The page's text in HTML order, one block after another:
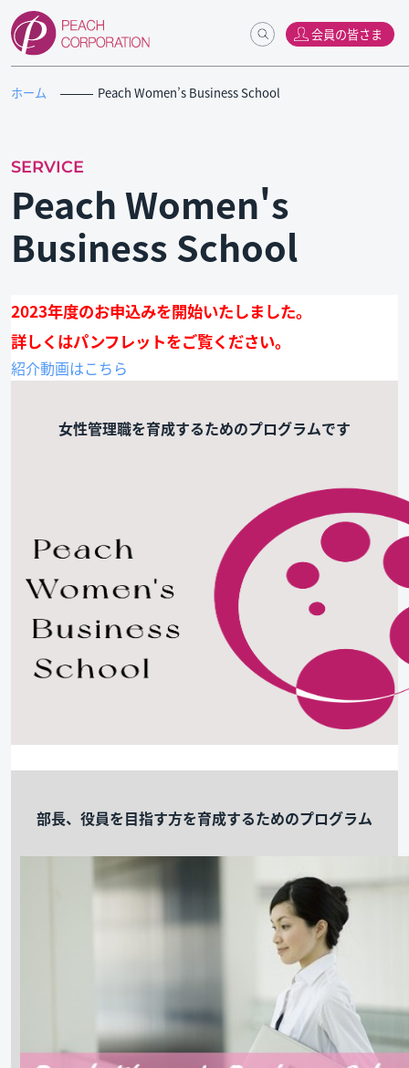
会員の皆さま
ホーム Peach Women’s Business School
SERVICE
Peach Women's
Business School
2023年度のお申込みを開始いたしました。
詳しくはパンフレットをご覧ください。
紹介動画はこちら
女性管理職を育成するためのプログラムです
部長、役員を目指す方を育成するためのプログラム